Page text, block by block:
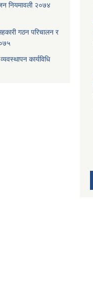
नियमावली २०७४
गठन परिचालन र
कार्यविधि